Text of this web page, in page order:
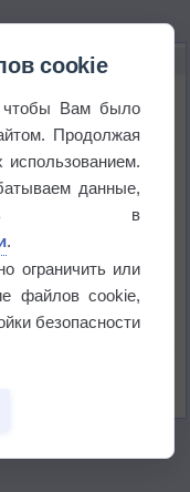
августа
за всю
cookie
Вам было
Продолжая
данные,
в
.
ограничить или
файлов cookie,
безопасности